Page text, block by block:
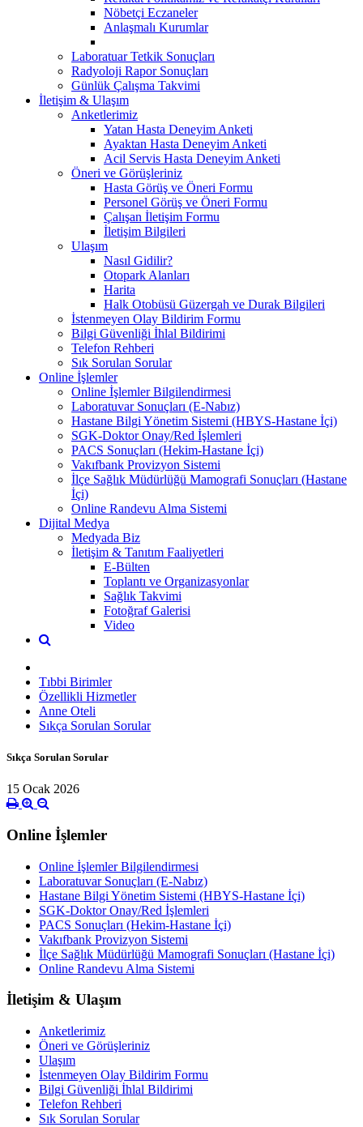
Nöbetçi Eczaneler
Anlaşmalı Kurumlar
Laboratuar Tetkik Sonuçları
Radyoloji Rapor Sonuçları
Günlük Çalışma Takvimi
İletişim & Ulaşım
Anketlerimiz
Yatan Hasta Deneyim Anketi
Ayaktan Hasta Deneyim Anketi
Acil Servis Hasta Deneyim Anketi
Öneri ve Görüşleriniz
Hasta Görüş ve Öneri Formu
Personel Görüş ve Öneri Formu
Çalışan İletişim Formu
İletişim Bilgileri
Ulaşım
Nasıl Gidilir?
Otopark Alanları
Harita
Halk Otobüsü Güzergah ve Durak Bilgileri
İstenmeyen Olay Bildirim Formu
Bilgi Güvenliği İhlal Bildirimi
Telefon Rehberi
Sık Sorulan Sorular
Online İşlemler
Online İşlemler Bilgilendirmesi
Laboratuvar Sonuçları (E-Nabız)
Hastane Bilgi Yönetim Sistemi (HBYS-Hastane İçi)
SGK-Doktor Onay/Red İşlemleri
PACS Sonuçları (Hekim-Hastane İçi)
Vakıfbank Provizyon Sistemi
İlçe Sağlık Müdürlüğü Mamografi Sonuçları (Hastane
İçi)
Online Randevu Alma Sistemi
Dijital Medya
Medyada Biz
İletişim & Tanıtım Faaliyetleri
E-Bülten
Toplantı ve Organizasyonlar
Sağlık Takvimi
Fotoğraf Galerisi
Video
Tıbbi Birimler
Özellikli Hizmetler
Anne Oteli
Sıkça Sorulan Sorular
Sıkça Sorulan Sorular
15 Ocak 2026
Online İşlemler
Online İşlemler Bilgilendirmesi
Laboratuvar Sonuçları (E-Nabız)
Hastane Bilgi Yönetim Sistemi (HBYS-Hastane İçi)
SGK-Doktor Onay/Red İşlemleri
PACS Sonuçları (Hekim-Hastane İçi)
Vakıfbank Provizyon Sistemi
İlçe Sağlık Müdürlüğü Mamografi Sonuçları (Hastane İçi)
Online Randevu Alma Sistemi
İletişim & Ulaşım
Anketlerimiz
Öneri ve Görüşleriniz
Ulaşım
İstenmeyen Olay Bildirim Formu
Bilgi Güvenliği İhlal Bildirimi
Telefon Rehberi
Sık Sorulan Sorular